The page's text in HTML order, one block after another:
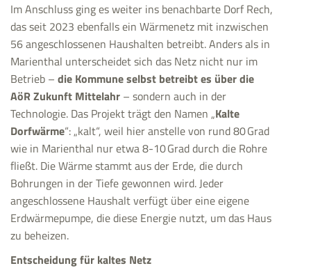
Im Anschluss ging es weiter ins benachbarte Dorf Rech,
das seit 2023 ebenfalls ein Wärmenetz mit inzwischen
56 angeschlossenen Haushalten betreibt. Anders als in
Marienthal unterscheidet sich das Netz nicht nur im
Betrieb – die Kommune selbst betreibt es über die
AöR Zukunft Mittelahr – sondern auch in der
Technologie. Das Projekt trägt den Namen „Kalte
Dorfwärme“: „kalt“, weil hier anstelle von rund 80 Grad
wie in Marienthal nur etwa 8-10 Grad durch die Rohre
fließt. Die Wärme stammt aus der Erde, die durch
Bohrungen in der Tiefe gewonnen wird. Jeder
angeschlossene Haushalt verfügt über eine eigene
Erdwärmepumpe, die diese Energie nutzt, um das Haus
zu beheizen.
Entscheidung für kaltes Netz